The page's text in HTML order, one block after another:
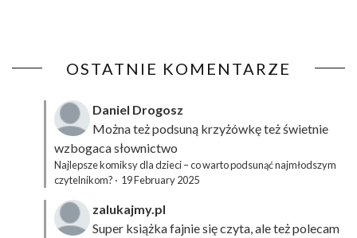
OSTATNIE KOMENTARZE
Daniel Drogosz
Można też podsuną krzyżówkęteż świetnie
wzbogaca słownictwo
Najlepsze komiksy dla dzieci – co warto podsunąć najmłodszym
czytelnikom? · 19 February 2025
zalukajmy.pl
Super książka fajnie się czyta, ale też polecam